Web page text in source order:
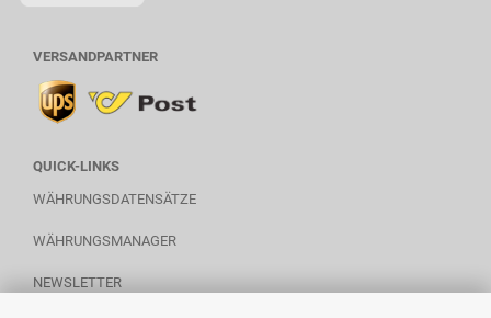
VERSANDPARTNER
QUICK-LINKS
WÄHRUNGSDATENSÄTZE
WÄHRUNGSMANAGER
NEWSLETTER